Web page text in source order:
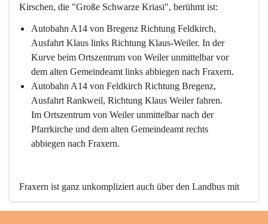
Kirschen, die "Große Schwarze Kriasi", berühmt ist:
Autobahn A14 von Bregenz Richtung Feldkirch,
Ausfahrt Klaus links Richtung Klaus-Weiler. In der
Kurve beim Ortszentrum von Weiler unmittelbar vor
dem alten Gemeindeamt links abbiegen nach Fraxern.
Autobahn A14 von Feldkirch Richtung Bregenz,
Ausfahrt Rankweil, Richtung Klaus Weiler fahren.
Im Ortszentrum von Weiler unmittelbar nach der
Pfarrkirche und dem alten Gemeindeamt rechts
abbiegen nach Fraxern.
Fraxern ist ganz unkompliziert auch über den Landbus mit
den öffentlichen Verkehrsmitteln zu erreichen. Die Linie